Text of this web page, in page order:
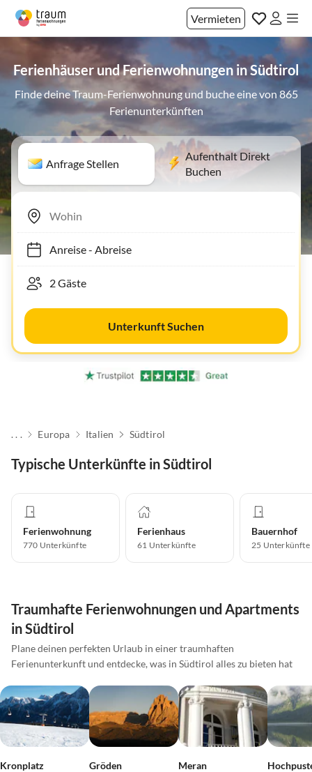
Vermieten
Ferienhäuser und Ferienwohnungen in Südtirol
Finde deine Traum-Ferienwohnung und buche eine von 865
Ferienunterkünften
Anfrage Stellen
Aufenthalt Direkt
Buchen
Anreise- Abreise
Unterkunft Suchen
. . . Europa Italien Südtirol
Typische Unterkünfte in Südtirol
Ferienwohnung
770 Unterkünfte
Ferienhaus
61 Unterkünfte
Bauernhof
25 Unterkünfte
Traumhafte Ferienwohnungen und Apartments
in Südtirol
Plane deinen perfekten Urlaub in einer traumhaften
Ferienunterkunft und entdecke, was in Südtirol alles zu bieten hat
Kronplatz Gröden Meran